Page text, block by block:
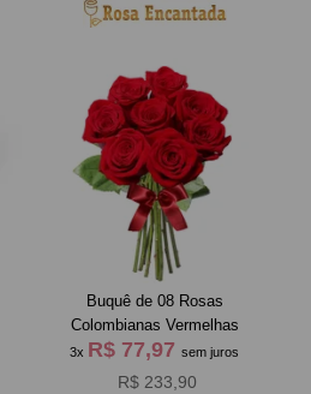
Buquê de 08 Rosas
Colombianas Vermelhas
3x R$ 77,97sem juros
R$ 233,90